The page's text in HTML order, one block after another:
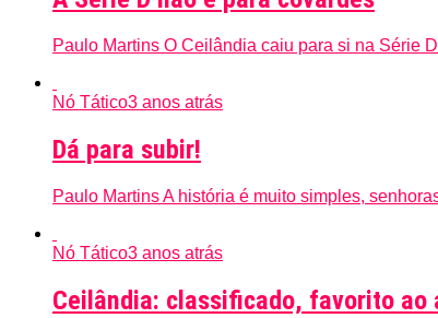
Paulo Martins O Ceilândia caiu para si na Série
Nó Tático3 anos atrás
Dá para subir!
Paulo Martins A história é muito simples,
Nó Tático3 anos atrás
Ceilândia: classificado, favorito ao